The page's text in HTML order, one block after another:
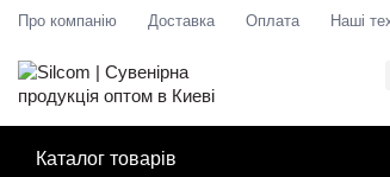
Про компанію Доставка Оплата Наші
Каталог товарів